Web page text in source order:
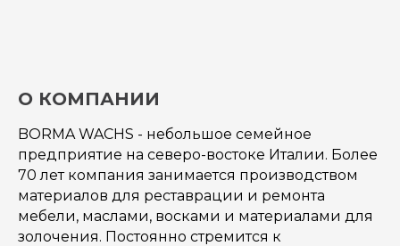
О КОМПАНИИ
BORMA WACHS - небольшое семейное
предприятие на северо-востоке Италии. Более
70 лет компания занимается производством
материалов для реставрации и ремонта
мебели, маслами, восками и материалами для
золочения. Постоянно стремится к